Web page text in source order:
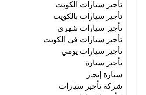
سيارة إيجار شركة تأجير سيارات
لتأجير السيارات
تأجير سيارات الكويت
تأجير سيارات بالكويت
تأجير سيارات شهري
تأجير سيارات في الكويت
تأجير سيارات يومي
تأجير سيارة
سيارة إيجار
شركة تأجير سيارات